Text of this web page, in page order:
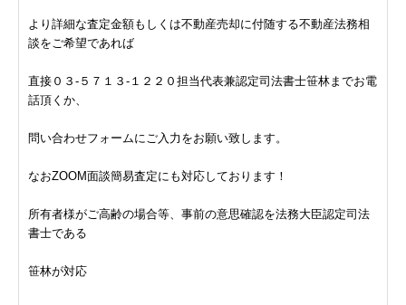
より詳細な査定金額もしくは不動産売却に付随する不動産法務相
談をご希望であれば
直接０３-５７１３-１２２０担当代表兼認定司法書士笹林までお電
話頂くか、
問い合わせフォームにご入力をお願い致します。
なおZOOM面談簡易査定にも対応しております！
所有者様がご高齢の場合等、事前の意思確認を法務大臣認定司法
書士である
笹林が対応